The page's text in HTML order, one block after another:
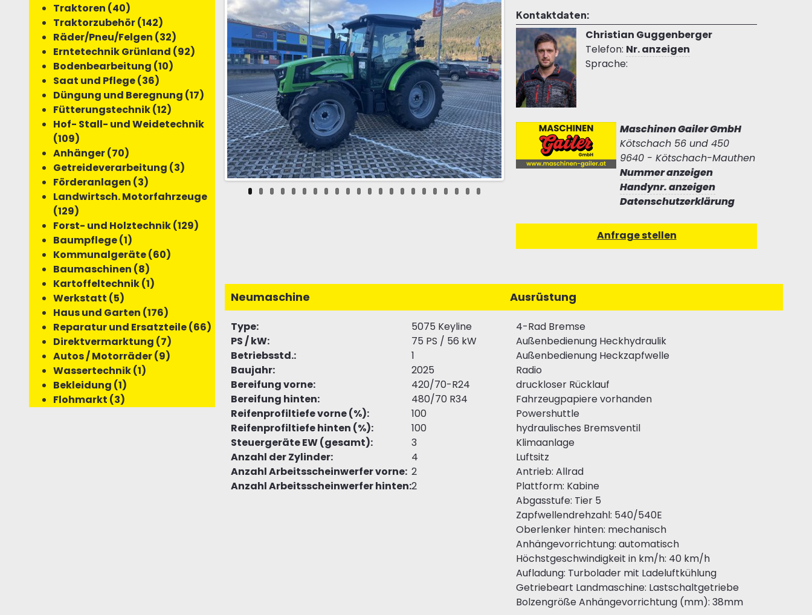
Traktoren (40)
Traktorzubehör (142)
Räder/Pneu/Felgen (32)
Erntetechnik Grünland (92)
Bodenbearbeitung (10)
Saat und Pflege (36)
Düngung und Beregnung (17)
Fütterungstechnik (12)
Hof- Stall- und Weidetechnik
(109)
Anhänger (70)
Getreideverarbeitung (3)
Förderanlagen (3)
Landwirtsch. Motorfahrzeuge
(129)
Forst- und Holztechnik (129)
Baumpflege (1)
Kommunalgeräte (60)
Baumaschinen (8)
Kartoffeltechnik (1)
Werkstatt (5)
Haus und Garten (176)
Reparatur und Ersatzteile (66)
Direktvermarktung (7)
Autos / Motorräder (9)
Wassertechnik (1)
Bekleidung (1)
Flohmarkt (3)
Kontaktdaten:
Christian Guggenberger
Telefon: Nr. anzeigen
Sprache:
Maschinen Gailer GmbH
Kötschach 56 und 450
9640 - Kötschach-Mauthen
Nummer anzeigen
Handynr. anzeigen
Datenschutzerklärung
Neumaschine
Type:
5075 Keyline
PS / kW:
75 PS / 56 kW
Betriebsstd.:
1
Baujahr:
2025
Bereifung vorne:
420/70-R24
Bereifung hinten:
480/70 R34
Reifenprofiltiefe vorne (%):
100
Reifenprofiltiefe hinten (%):
100
Steuergeräte EW (gesamt):
3
Anzahl der Zylinder:
4
Anzahl Arbeitsscheinwerfer vorne: 2
Anzahl Arbeitsscheinwerfer hinten:2
Ausrüstung
4-Rad Bremse
Außenbedienung Heckhydraulik
Außenbedienung Heckzapfwelle
Radio
druckloser Rücklauf
Fahrzeugpapiere vorhanden
Powershuttle
hydraulisches Bremsventil
Klimaanlage
Luftsitz
Antrieb: Allrad
Plattform: Kabine
Abgasstufe: Tier 5
Zapfwellendrehzahl: 540/540E
Oberlenker hinten: mechanisch
Anhängevorrichtung: automatisch
Höchstgeschwindigkeit in km/h: 40 km/h
Aufladung: Turbolader mit Ladeluftkühlung
Getriebeart Landmaschine: Lastschaltgetriebe
Bolzengröße Anhängevorrichtung (mm): 38mm